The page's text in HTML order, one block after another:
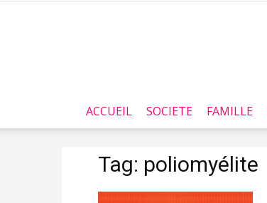
ACCUEIL SOCIETE FAMILLE
Tag: poliomyélite